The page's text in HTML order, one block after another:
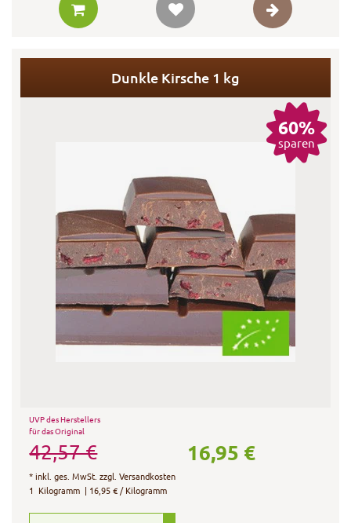
Dunkle Kirsche 1 kg
60%
sparen
UVP des Herstellers
für das Original
42,57 € 16,95 €
*inkl. ges. MwSt. zzgl.Versandkosten
1 Kilogramm | 16,95 € / Kilogramm